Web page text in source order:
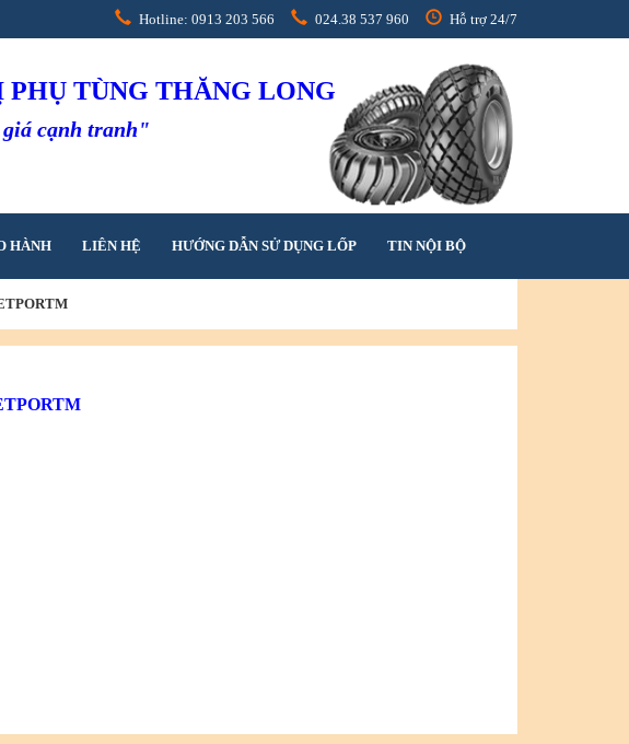
Hotline: 0913 203 566 024.38 537 960 Hỗ trợ 24/7
TÙNG THĂNG LONG
cạnh tranh"
HÀNH LIÊN HỆ HƯỚNG DẪN SỬ DỤNG LỐP TIN NỘI BỘ